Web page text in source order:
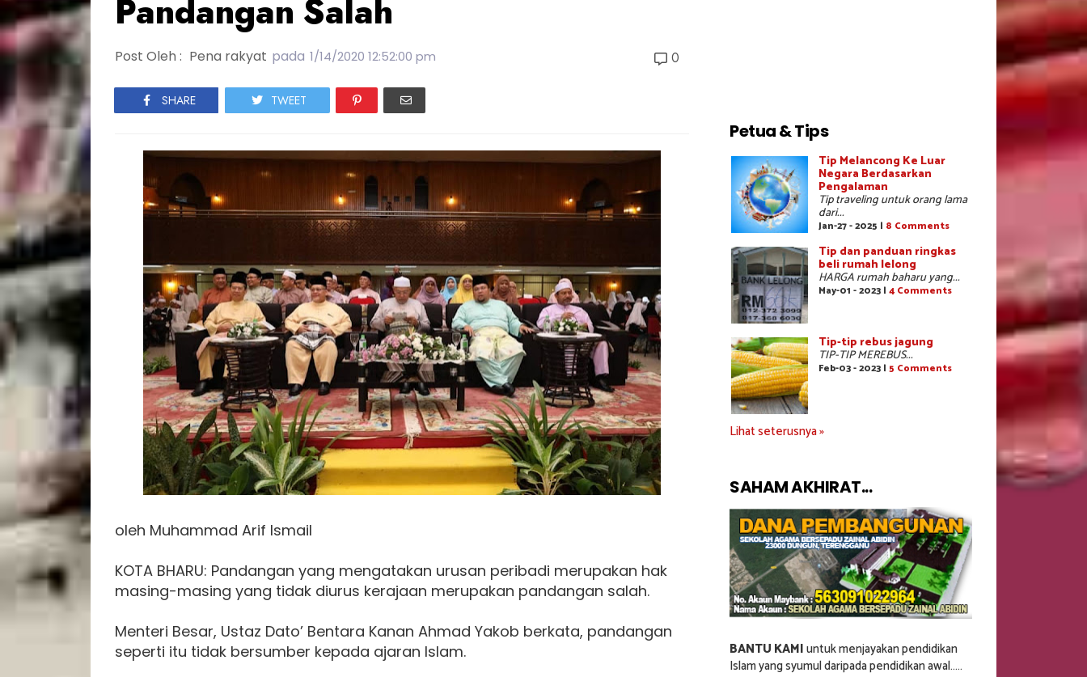
Pandangan Salah
Post Oleh : Pena rakyat pada 1/14/2020 12:52:00 pm 0
SHARE TWEET
oleh Muhammad Arif Ismail
KOTA BHARU: Pandangan yang mengatakan urusan peribadi merupakan hak
masing-masing yang tidak diurus kerajaan merupakan pandangan salah.
Menteri Besar, Ustaz Dato’ Bentara Kanan Ahmad Yakob berkata, pandangan
seperti itu tidak bersumber kepada ajaran Islam.
Petua & Tips
Tip Melancong Ke Luar
Negara Berdasarkan
Pengalaman
Tip traveling untuk orang lama
dari...
Jan-27 - 2025 | 8 Comments
Tip dan panduan ringkas
beli rumah lelong
HARGA rumah baharu yang...
May-01 - 2023 | 4 Comments
Tip-tip rebus jagung
TIP-TIP MEREBUS...
Feb-03 - 2023 | 5 Comments
Lihat seterusnya »
SAHAM AKHIRAT...
BANTU KAMIuntuk menjayakan pendidikan
Islam yang syumul daripada pendidikan awal.....